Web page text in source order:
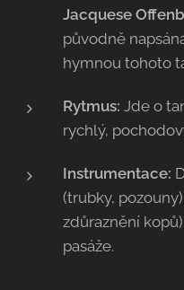
Jacquese
původně
hymnou tohoto
Rytmus: Jde o
rychlý,
Instrumentace:
(trubky,
zdůraznění
pasáže.